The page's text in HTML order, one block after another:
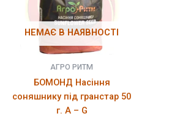
НЕМАЄ В НАЯВНОСТІ
АГРО РИТМ
БОМОНД Насіння
соняшнику під гранстар 50
г. A – G